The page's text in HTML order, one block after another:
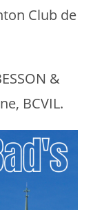
Club de
&
BCVIL.